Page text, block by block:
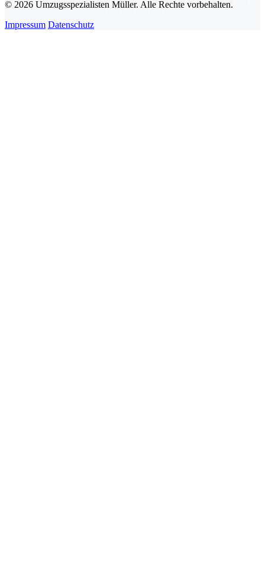
© 2026 Umzugsspezialisten Müller. Alle Rechte vorbehalten.
Impressum Datenschutz